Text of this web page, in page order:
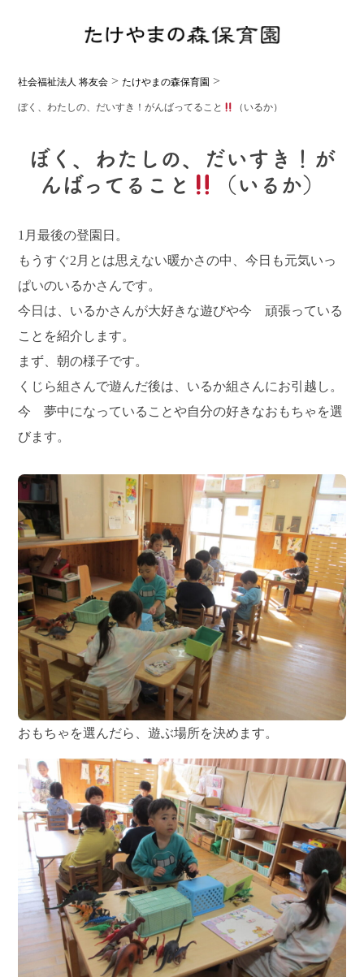
社会福祉法人 将友会 >たけやまの森保育園 >
ぼく、わたしの、だいすき！がんばってること （いるか）
ぼく、わたしの、だいすき！が
んばってること
（いるか）
1月最後の登園日。
もうすぐ2月とは思えない暖かさの中、今日も元気いっ
ぱいのいるかさんです。
今日は、いるかさんが大好きな遊びや今 頑張っている
ことを紹介します。
まず、朝の様子です。
くじら組さんで遊んだ後は、いるか組さんにお引越し。
今 夢中になっていることや自分の好きなおもちゃを選
びます。
おもちゃを選んだら、遊ぶ場所を決めます。